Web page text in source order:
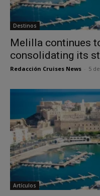
Destinos
Melilla continues
consolidating its
Redacción Cruises News 5
Artículos